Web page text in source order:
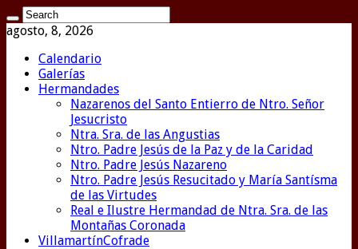
agosto, 8, 2026
Calendario
Galerías
Hermandades
Nazarenos del Santo Entierro de Ntro. Señor
Jesucristo
Ntra. Sra. de las Angustias
Ntro. Padre Jesús de la Paz y de la Caridad
Ntro. Padre Jesús Nazareno
Ntro. Padre Jesús Resucitado y María Santísma
de las Virtudes
Real e Ilustre Hermandad de Ntra. Sra. de las
Montañas Coronada
VillamartínCofrade